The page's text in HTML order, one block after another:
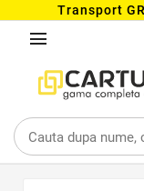
Transport
menu